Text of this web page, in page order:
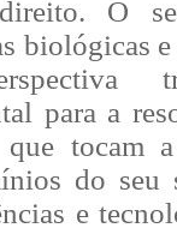
O
biológicas
para a
tocam
do seu
e